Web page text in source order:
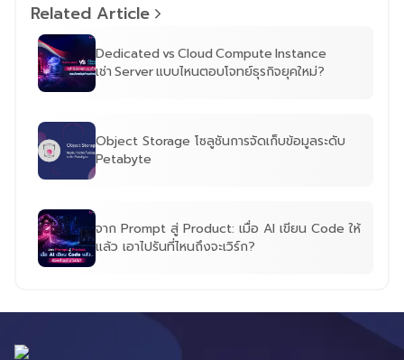
Related Article
Dedicated vs Cloud Compute Instance
เช่า Server แบบไหนตอบโจทย์ธุรกิจยุคใหม่?
Object Storage โซลูชันการจัดเก็บข้อมูลระดับ
Petabyte
จาก Prompt สู่ Product: เมื่อ AI เขียน Code ให้
แล้ว เอาไปรันที่ไหนถึงจะเวิร์ก?